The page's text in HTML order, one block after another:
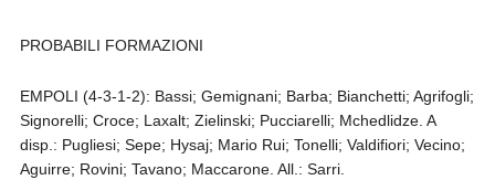
PROBABILI FORMAZIONI
EMPOLI (4-3-1-2): Bassi; Gemignani; Barba; Bianchetti; Agrifogli;
Signorelli; Croce; Laxalt; Zielinski; Pucciarelli; Mchedlidze. A
disp.: Pugliesi; Sepe; Hysaj; Mario Rui; Tonelli; Valdifiori; Vecino;
Aguirre; Rovini; Tavano; Maccarone. All.: Sarri.